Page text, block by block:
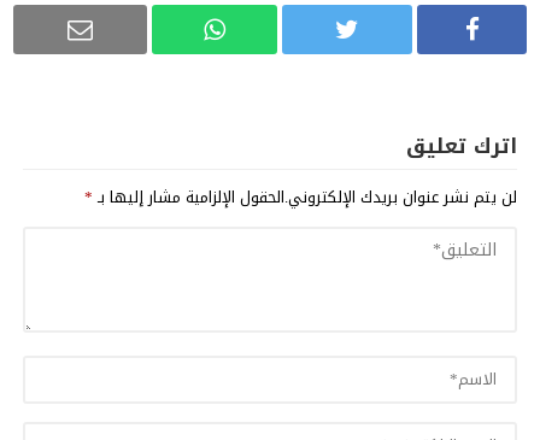
اترك تعليق
لن يتم نشر عنوان بريدك الإلكتروني.الحقول الإلزامية مشار إليها بـ*